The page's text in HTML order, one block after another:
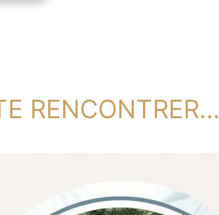
RENCONTRER…